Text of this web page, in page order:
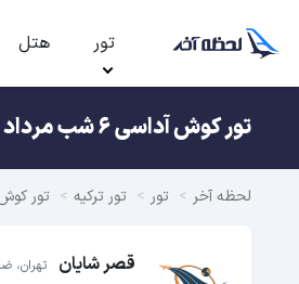
تور هتل
تور کوش آداسی 6 شب مرداد
لحظه آخر تور تور ترکیه تور
قصر شایان تهران،